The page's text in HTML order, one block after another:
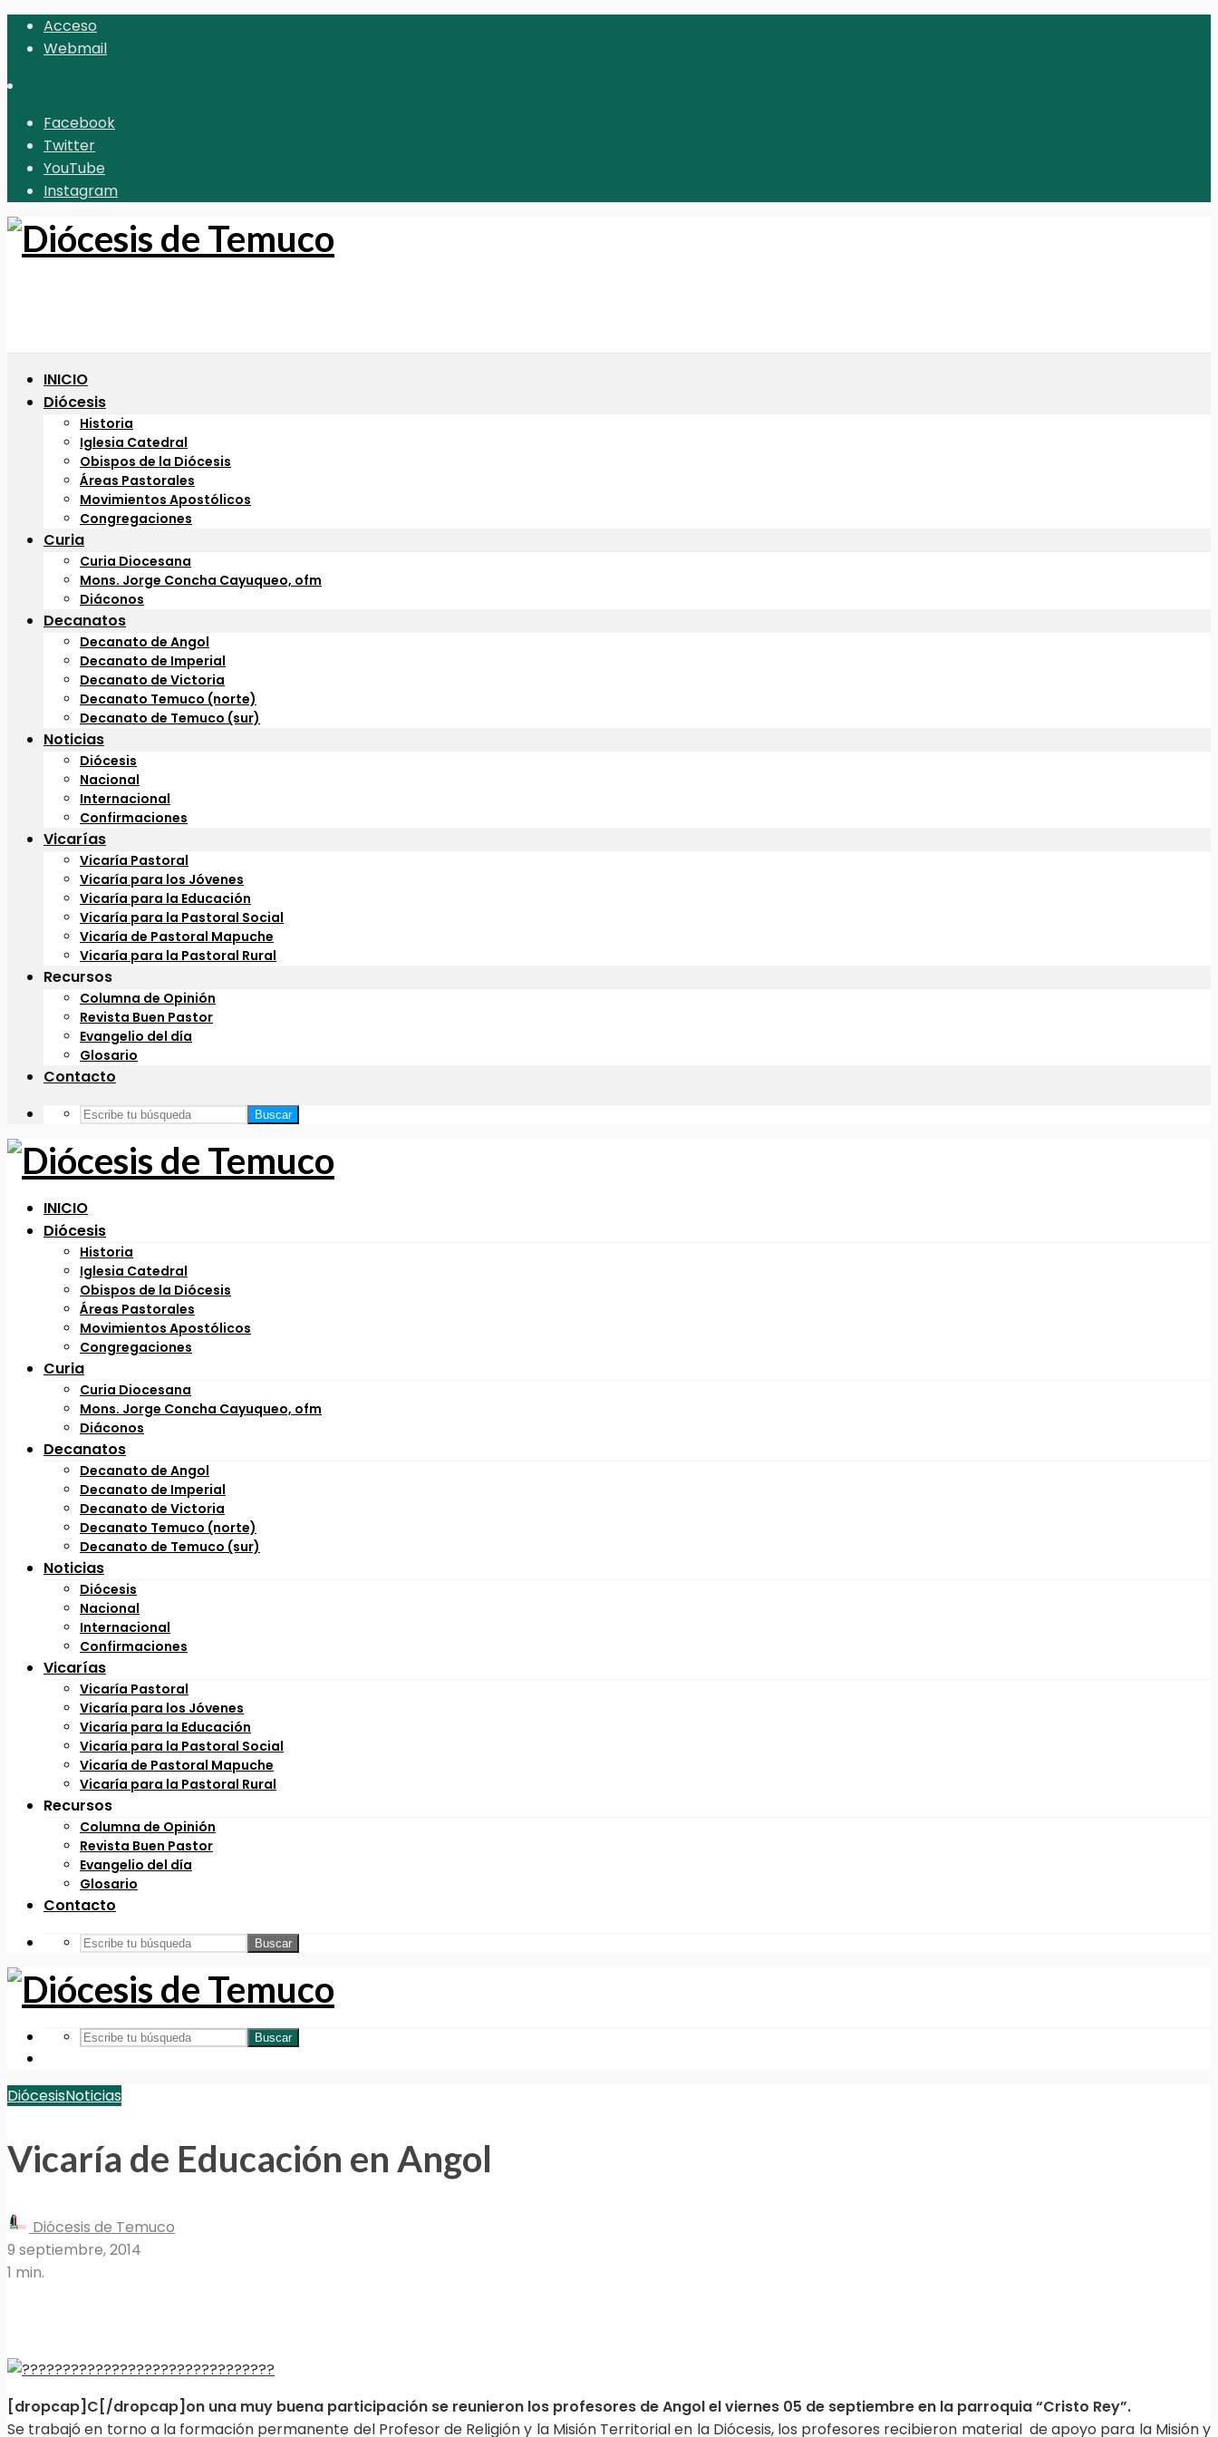
Acceso
Webmail
Facebook
Twitter
YouTube
Instagram
INICIO
Diócesis
Historia
Iglesia Catedral
Obispos de la Diócesis
Áreas Pastorales
Movimientos Apostólicos
Congregaciones
Curia
Curia Diocesana
Mons. Jorge Concha Cayuqueo, ofm
Diáconos
Decanatos
Decanato de Angol
Decanato de Imperial
Decanato de Victoria
Decanato Temuco (norte)
Decanato de Temuco (sur)
Noticias
Diócesis
Nacional
Internacional
Confirmaciones
Vicarías
Vicaría Pastoral
Vicaría para los Jóvenes
Vicaría para la Educación
Vicaría para la Pastoral Social
Vicaría de Pastoral Mapuche
Vicaría para la Pastoral Rural
Recursos
Columna de Opinión
Revista Buen Pastor
Evangelio del día
Glosario
Contacto
Buscar
INICIO
Diócesis
Historia
Iglesia Catedral
Obispos de la Diócesis
Áreas Pastorales
Movimientos Apostólicos
Congregaciones
Curia
Curia Diocesana
Mons. Jorge Concha Cayuqueo, ofm
Diáconos
Decanatos
Decanato de Angol
Decanato de Imperial
Decanato de Victoria
Decanato Temuco (norte)
Decanato de Temuco (sur)
Noticias
Diócesis
Nacional
Internacional
Confirmaciones
Vicarías
Vicaría Pastoral
Vicaría para los Jóvenes
Vicaría para la Educación
Vicaría para la Pastoral Social
Vicaría de Pastoral Mapuche
Vicaría para la Pastoral Rural
Recursos
Columna de Opinión
Revista Buen Pastor
Evangelio del día
Glosario
Contacto
Buscar
Buscar
DiócesisNoticias
Vicaría de Educación en Angol
Diócesis de Temuco
9 septiembre, 2014
1 min.
[dropcap]C[/dropcap]on una muy buena participación se reunieron los profesores de Angol el viernes 05 de septiembre en la parroquia “Cristo Rey”.
Se trabajó en torno a la formación permanente del Profesor de Religión y la Misión Territorial en la Diócesis, los profesores recibieron material de apoyo para la Misión y